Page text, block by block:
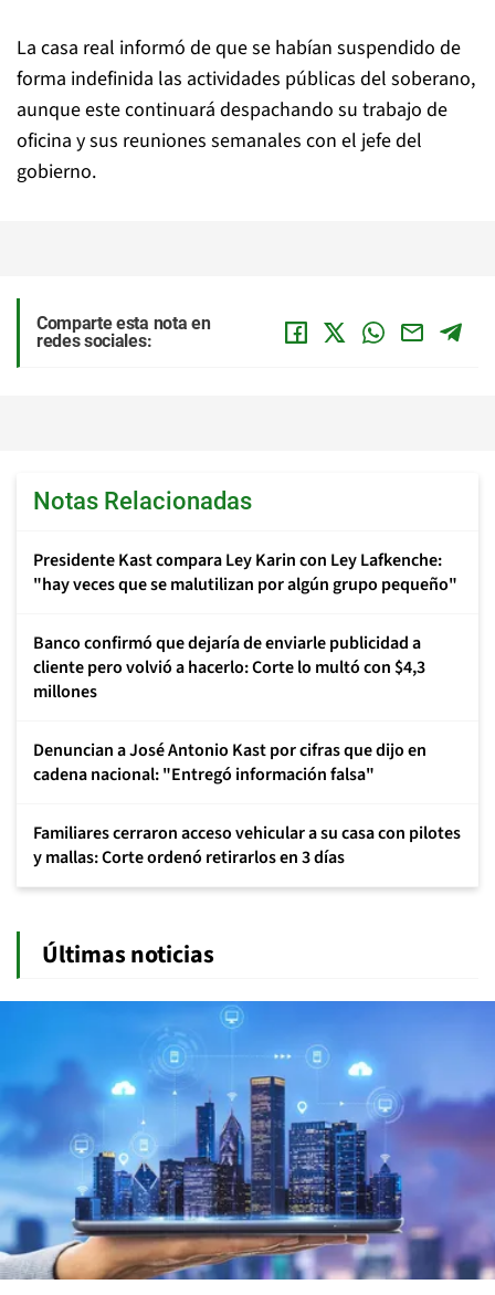
La casa real informó de que se habían suspendido de
forma indefinida las actividades públicas del soberano,
aunque este continuará despachando su trabajo de
oficina y sus reuniones semanales con el jefe del
gobierno.
Comparte esta nota en
redes sociales:
Notas Relacionadas
Presidente Kast compara Ley Karin con Ley Lafkenche:
"hay veces que se malutilizan por algún grupo pequeño"
Banco confirmó que dejaría de enviarle publicidad a
cliente pero volvió a hacerlo: Corte lo multó con $4,3
millones
Denuncian a José Antonio Kast por cifras que dijo en
cadena nacional: "Entregó información falsa"
Familiares cerraron acceso vehicular a su casa con pilotes
y mallas: Corte ordenó retirarlos en 3 días
Últimas noticias